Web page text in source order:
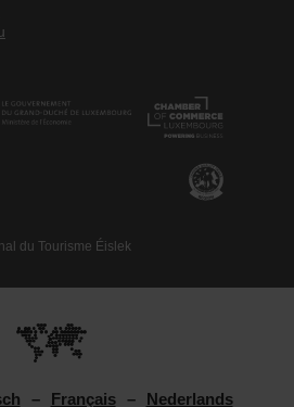
du Tourisme Éislek
Français Nederlands